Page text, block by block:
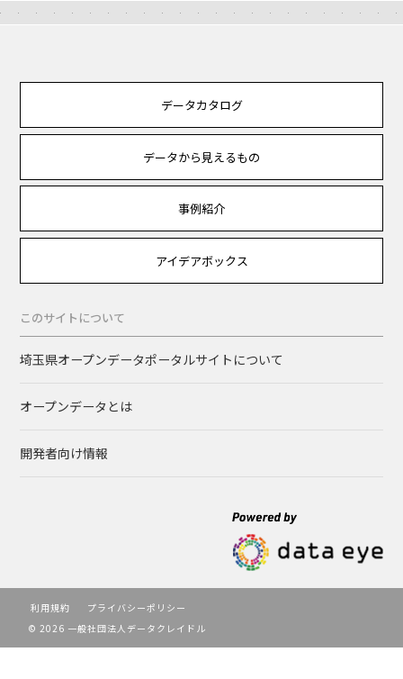
データカタログ
データから見えるもの
事例紹介
アイデアボックス
このサイトについて
埼玉県オープンデータポータルサイトについて
オープンデータとは
開発者向け情報
利用規約
プライバシーポリシー
© 2026 一般社団法人データクレイドル